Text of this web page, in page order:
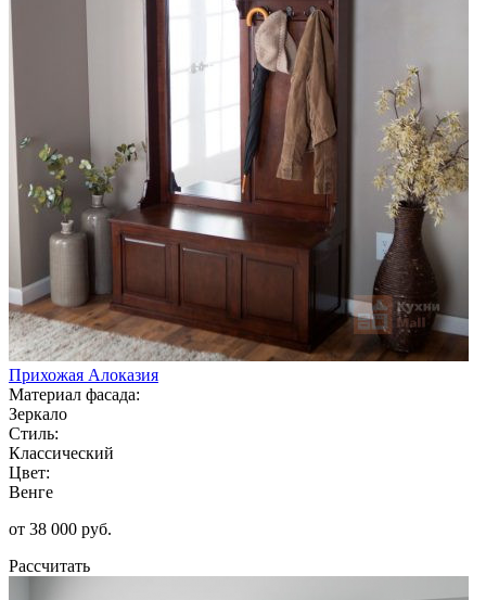
Прихожая Алоказия
Материал фасада:
Зеркало
Стиль:
Классический
Цвет:
Венге
от 38 000 руб.
Рассчитать